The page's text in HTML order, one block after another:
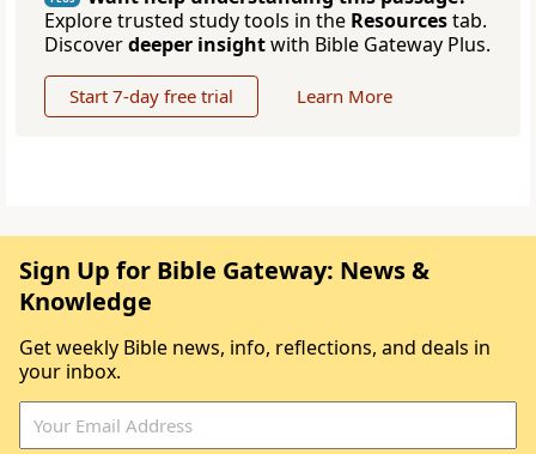
Explore trusted study tools in the Resourcestab.
Discoverdeeper insightwith Bible Gateway Plus.
Start 7-day free trial Learn More
Sign Up for Bible Gateway: News &
Knowledge
Get weekly Bible news, info, reflections, and deals in
your inbox.